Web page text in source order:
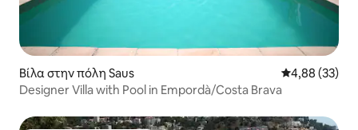
Βίλα στην πόλη Saus Μέση
4,88 (33)
Designer Villa with Pool in Empordà/Costa Brava